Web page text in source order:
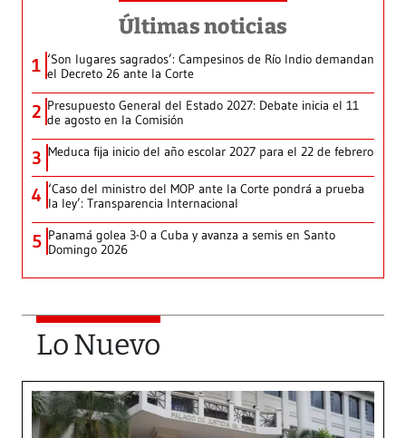
Últimas noticias
1 ‘Son lugares sagrados’: Campesinos de Río Indio demandan
el Decreto 26 ante la Corte
2 Presupuesto General del Estado 2027: Debate inicia el 11
de agosto en la Comisión
3 Meduca fija inicio del año escolar 2027 para el 22 de febrero
4 ‘Caso del ministro del MOP ante la Corte pondrá a prueba
la ley’: Transparencia Internacional
5 Panamá golea 3-0 a Cuba y avanza a semis en Santo
Domingo 2026
Lo Nuevo